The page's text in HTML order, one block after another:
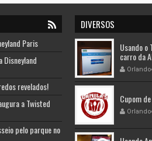
Paris
Disneyland
revelados!
a Twisted
pelo parque no
DIVERSOS
Usando o
carro da
Cupom